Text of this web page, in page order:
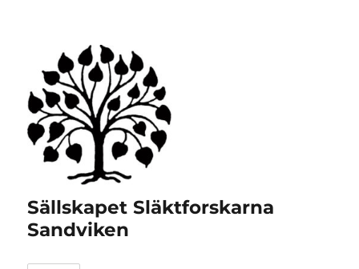
Sällskapet Släktforskarna
Sandviken